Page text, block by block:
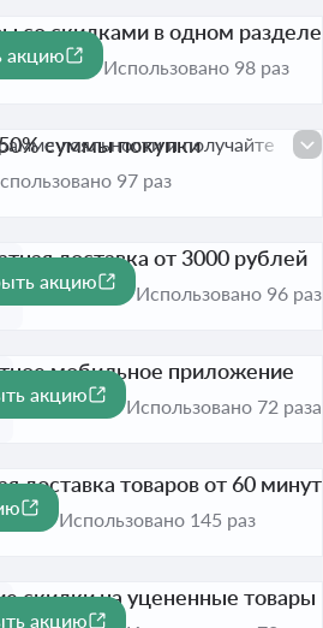
со скидками в одном разделе
акцию
Использовано 98 раз
суммы покупки
лояльности и получайте
97 раз
доставка от 3000 рублей
2026
акцию
Использовано 96 раз
мобильное приложение
2026
акцию
Использовано 72 раза
доставка товаров от 60 минут
Использовано 145 раз
скидки на уцененные товары
акцию